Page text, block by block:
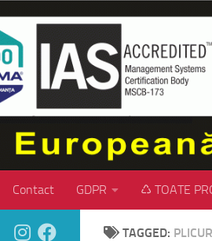
Contact GDPR ♺ TOATE
TAGGED: